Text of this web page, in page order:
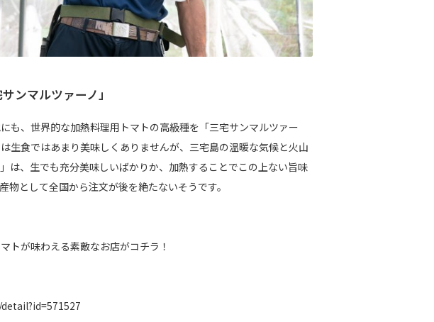
ンマルツァーノ」
も、世界的な加熱料理用トマトの高級種を「三宅サンマルツァー
生食ではあまり美味しくありませんが、三宅島の温暖な気候と火山
は、生でも充分美味しいばかりか、加熱することでこの上ない旨味
物として全国から注文が後を絶たないそうです。
トが味わえる素敵なお店がコチラ！